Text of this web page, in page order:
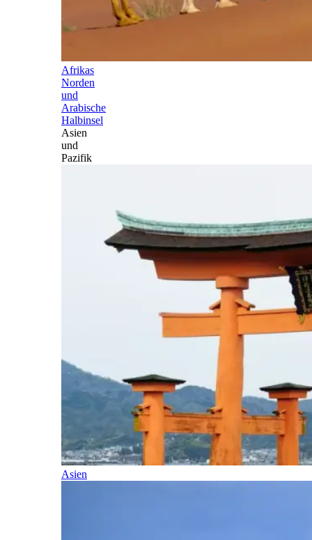
Afrikas
Norden
und
Arabische
Halbinsel
Asien
und
Pazifik
Asien